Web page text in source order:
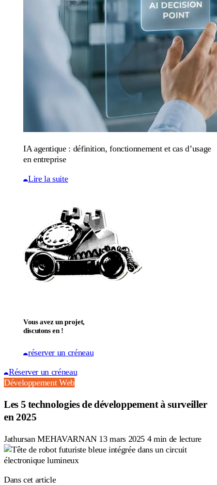
IA agentique : définition, fonctionnement et cas d’usage
en entreprise
Lire la suite
Vous avez un projet,
discutons en !
réserver un créneau
Réserver un créneau
Développement Web
Les 5 technologies de développement à surveiller
en 2025
Jathursan MEHAVARNAN 13 mars 2025 4 min de lecture
Dans cet article